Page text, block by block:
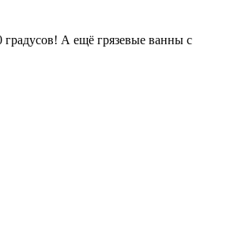
А ещё грязевые ванны с